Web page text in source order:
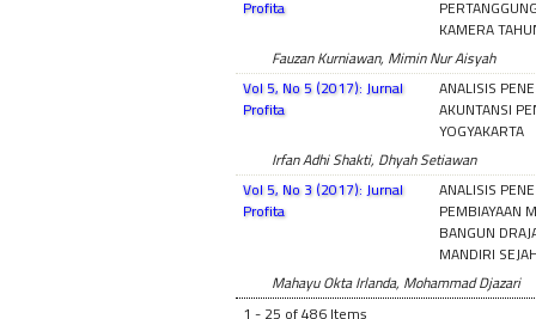
Profita
KAMERA
Fauzan Kurniawan, Mimin Nur Aisyah
Vol 5, No 5 (2017): Jurnal
Profita
ANALISIS
AKUNTANSI
YOGYAKARTA
Irfan Adhi Shakti, Dhyah Setiawan
Vol 5, No 3 (2017): Jurnal
Profita
ANALISIS
PEMBIAYAAN
BANGUN
MANDIRI
Mahayu Okta Irlanda, Mohammad Djazari